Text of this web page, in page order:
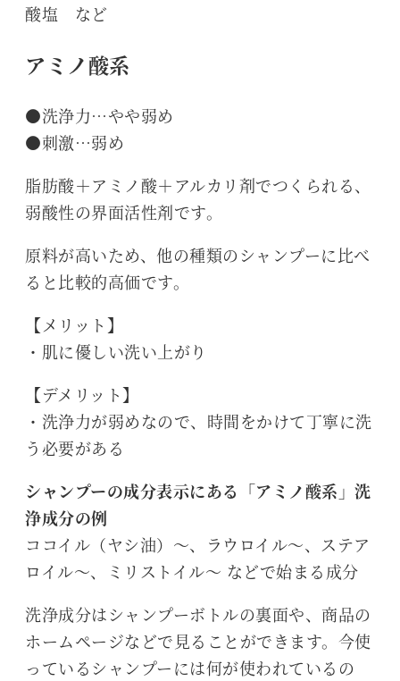
酸塩 など
アミノ酸系
●洗浄力…やや弱め
●刺激…弱め
脂肪酸＋アミノ酸＋アルカリ剤でつくられる、
弱酸性の界面活性剤です。
原料が高いため、他の種類のシャンプーに比べ
ると比較的高価です。
【メリット】
・肌に優しい洗い上がり
【デメリット】
・洗浄力が弱めなので、時間をかけて丁寧に洗
う必要がある
シャンプーの成分表示にある「アミノ酸系」洗
浄成分の例
ココイル（ヤシ油）～、ラウロイル～、ステア
ロイル～、ミリストイル～ などで始まる成分
洗浄成分はシャンプーボトルの裏面や、商品の
ホームページなどで見ることができます。今使
っているシャンプーには何が使われているの